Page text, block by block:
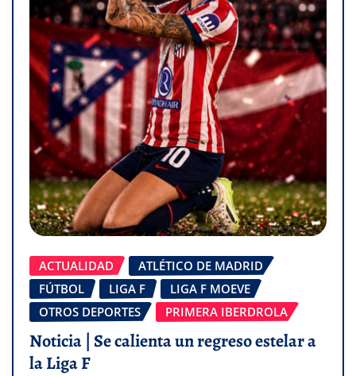
ACTUALIDAD
ATLÉTICO DE MADRID
FÚTBOL
LIGA F
LIGA F MOEVE
OTROS DEPORTES
PRIMERA IBERDROLA
Noticia | Se calienta un regreso estelar a
la Liga F